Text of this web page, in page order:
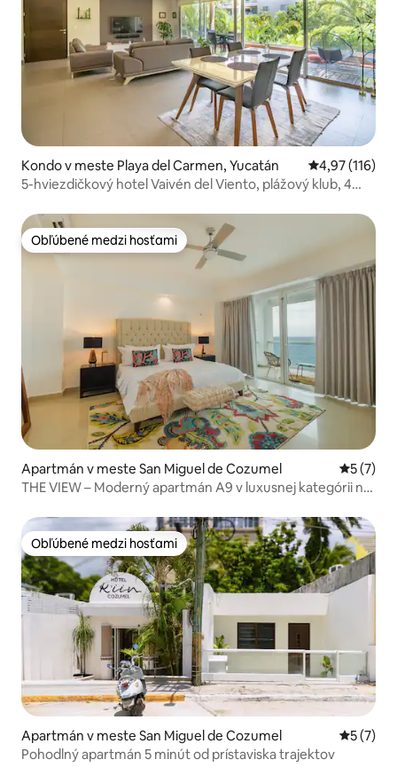
Kondo v meste Playa del Carmen, Yucatán Priemerné
4,97 (116)
5-hviezdičkový hotel Vaivén del Viento, plážový klub, 4
Obľúbené medzi hosťami
Obľúbené medzi hosťami
Apartmán v meste San Miguel de Cozumel
5 (7)
THE VIEW – Moderný apartmán A9 v luxusnej kategórii na
Obľúbené medzi hosťami
Obľúbené medzi hosťami
Apartmán v meste San Miguel de Cozumel
5 (7)
Pohodlný apartmán 5 minút od prístaviska trajektov